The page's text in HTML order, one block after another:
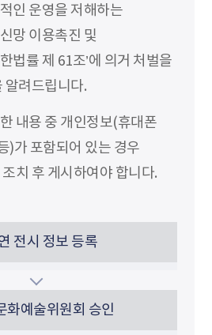
인 운영을 저해하는
망 이용촉진 및
법률 제 61조’에 의거 처벌을
알려드립니다.
내용 중 개인정보(휴대폰
)가 포함되어 있는 경우
치 후 게시하여야 합니다.
전시 정보 등록
화예술위원회 승인